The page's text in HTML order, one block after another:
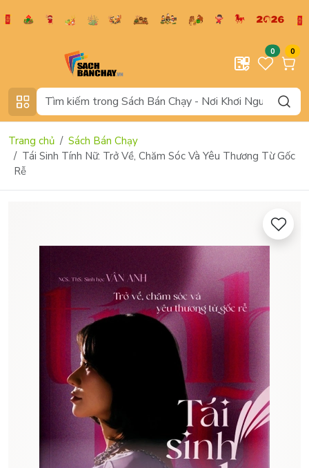
0 0
Trang chủ
Sách Bán Chạy
Tái Sinh Tính Nữ: Trở Về, Chăm Sóc Và Yêu Thương Từ Gốc
Rễ